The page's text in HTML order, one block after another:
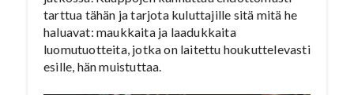
tarttua tähän ja tarjota kuluttajille sitä mitä he
haluavat: maukkaita ja laadukkaita
luomutuotteita, jotka on laitettu houkuttelevasti
esille, hän muistuttaa.